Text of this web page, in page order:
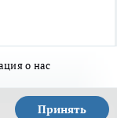
о нас
Принять